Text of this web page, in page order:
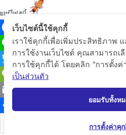
แชร์โฟสนี้
Facebook
Line
Twitter
WeChat
Email
เว็บไซต์นี้ใช้คุกกี้
เราใช้คุกกี้เพื่อเพิ่มประสิทธิภาพ
การใช้งานเว็บไซต์ คุณสามารถเ
การใช้คุกกี้ได้ โดยคลิก "การตั้งค่
เป็นส่วนตัว
ยอมรับทั้งห
การตั้งค่าคุ